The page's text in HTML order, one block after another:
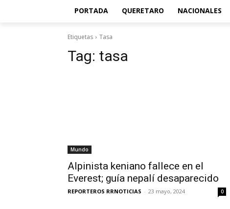
PORTADA QUERETARO NACIONALES
Etiquetas Tasa
Tag: tasa
Mundo
Alpinista keniano fallece en el
Everest; guía nepalí desaparecido
REPORTEROS RRNOTICIAS - 23 mayo, 2024 0